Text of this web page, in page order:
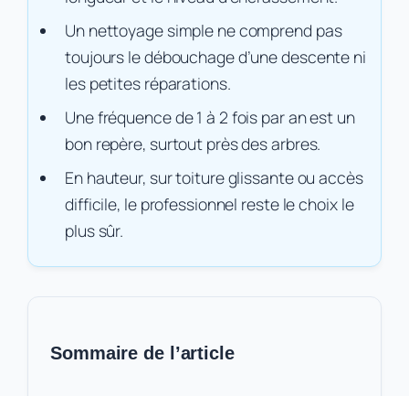
Un nettoyage simple ne comprend pas
toujours le débouchage d’une descente ni
les petites réparations.
Une fréquence de 1 à 2 fois par an est un
bon repère, surtout près des arbres.
En hauteur, sur toiture glissante ou accès
difficile, le professionnel reste le choix le
plus sûr.
Sommaire de l’article